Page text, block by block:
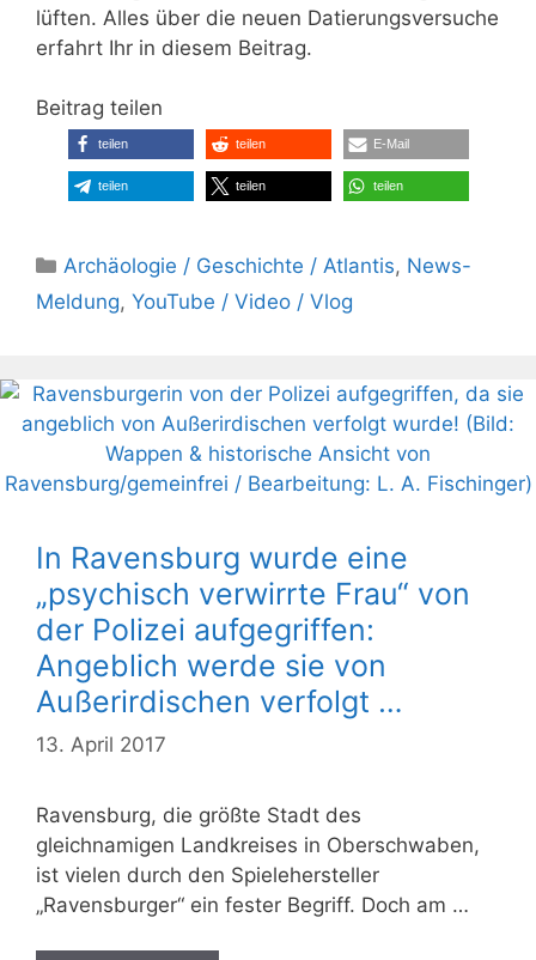
lüften. Alles über die neuen Datierungsversuche
erfahrt Ihr in diesem Beitrag.
Beitrag teilen
teilen teilen E-Mail
teilen teilen teilen
Kategorien
Archäologie / Geschichte / Atlantis, News-
Meldung, YouTube / Video / Vlog
In Ravensburg wurde eine
„psychisch verwirrte Frau“ von
der Polizei aufgegriffen:
Angeblich werde sie von
Außerirdischen verfolgt …
13. April 2017
Ravensburg, die größte Stadt des
gleichnamigen Landkreises in Oberschwaben,
ist vielen durch den Spielehersteller
„Ravensburger“ ein fester Begriff. Doch am …